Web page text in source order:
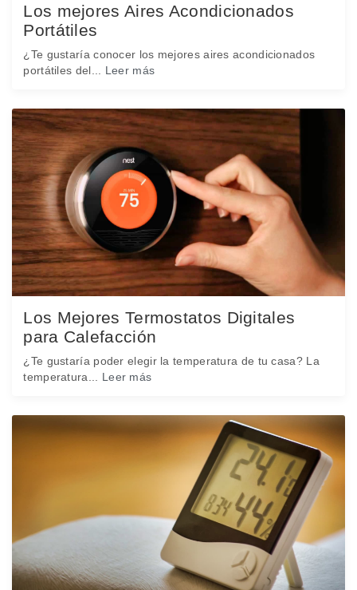
Los mejores Aires Acondicionados
Portátiles
¿Te gustaría conocer los mejores aires acondicionados
portátiles del... Leer más
Los Mejores Termostatos Digitales
para Calefacción
¿Te gustaría poder elegir la temperatura de tu casa? La
temperatura... Leer más